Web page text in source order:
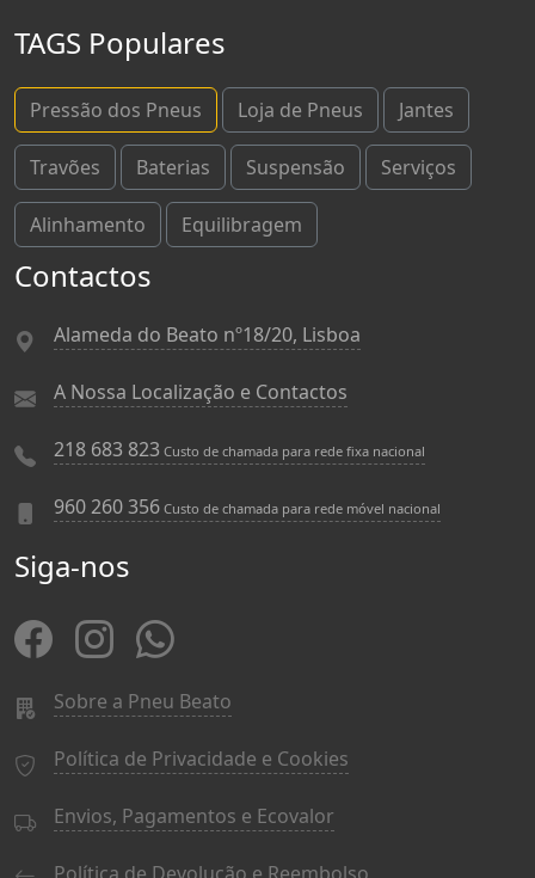
TAGS Populares
Pressão dos Pneus Loja de Pneus Jantes
Travões Baterias Suspensão Serviços
Alinhamento Equilibragem
Contactos
Alameda do Beato nº18/20, Lisboa
A Nossa Localização e Contactos
218 683 823 Custo de chamada para rede fixa nacional
960 260 356 Custo de chamada para rede móvel nacional
Siga-nos
Sobre a Pneu Beato
Política de Privacidade e Cookies
Envios, Pagamentos e Ecovalor